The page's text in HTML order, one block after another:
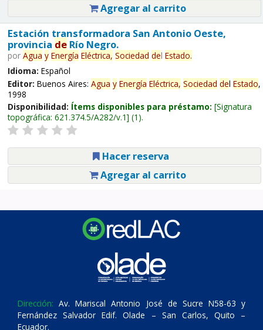
Agregar al carrito
Estación transformadora San Antonio Oeste,
provincia deRío Negro.
por Agua y Energía Eléctrica, Sociedad del Estado.
Idioma: Español
Editor: Buenos Aires: Agua y Energía Eléctrica, Sociedad del Estado,
1998
Disponibilidad: Ítems disponibles para préstamo: Signatura
topográfica: 621.374.5/A282/v.1 (1).
Hacer reserva
Agregar al carrito
Dirección: Av. Mariscal Antonio José de Sucre N58-63 y
Fernández Salvador Edif. Olade – San Carlos, Quito –
Ecuador.